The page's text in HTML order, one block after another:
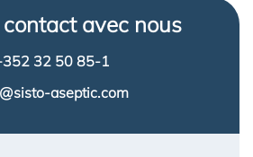
contact avec nous
32 50 85-1
aseptic.com